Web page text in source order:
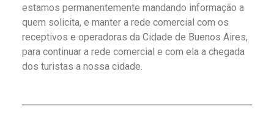
estamos permanentemente mandando informação a
quem solicita, e manter a rede comercial com os
receptivos e operadoras da Cidade de Buenos Aires,
para continuar a rede comercial e com ela a chegada
dos turistas a nossa cidade.